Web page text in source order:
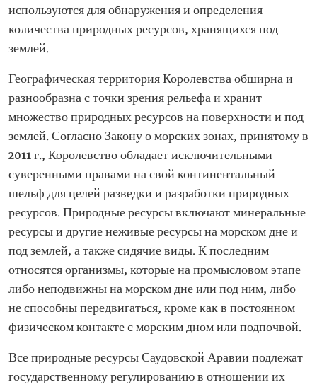
используются для обнаружения и определения
количества природных ресурсов, хранящихся под
землей.
Географическая территория Королевства обширна и
разнообразна с точки зрения рельефа и хранит
множество природных ресурсов на поверхности и под
землей. Согласно Закону о морских зонах, принятому в
2011 г., Королевство обладает исключительными
суверенными правами на свой континентальный
шельф для целей разведки и разработки природных
ресурсов. Природные ресурсы включают минеральные
ресурсы и другие неживые ресурсы на морском дне и
под землей, а также сидячие виды. К последним
относятся организмы, которые на промысловом этапе
либо неподвижны на морском дне или под ним, либо
не способны передвигаться, кроме как в постоянном
физическом контакте с морским дном или подпочвой.
Все природные ресурсы Саудовской Аравии подлежат
государственному регулированию в отношении их